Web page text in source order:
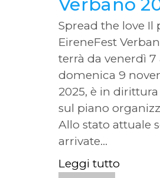
Verbano
Spread the love Il
EireneFest
terrà da venerdì 7
domenica 9
2025, è in dirittura
sul piano
Allo stato attuale
arrivate...
Leggi tutto